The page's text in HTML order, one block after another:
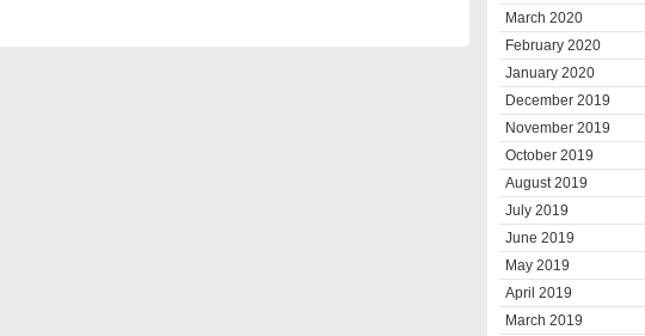
March 2020
February 2020
January 2020
December 2019
November 2019
October 2019
August 2019
July 2019
June 2019
May 2019
April 2019
March 2019